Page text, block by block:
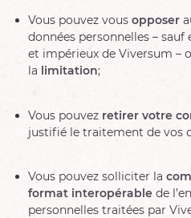
Vous pouvez vous opposer
données personnelles –
et impérieux de Viversum –
la limitation;
Vous pouvez retirer votre
justifié le traitement de vos
Vous pouvez solliciter la
format interopérable de
personnelles traitées par